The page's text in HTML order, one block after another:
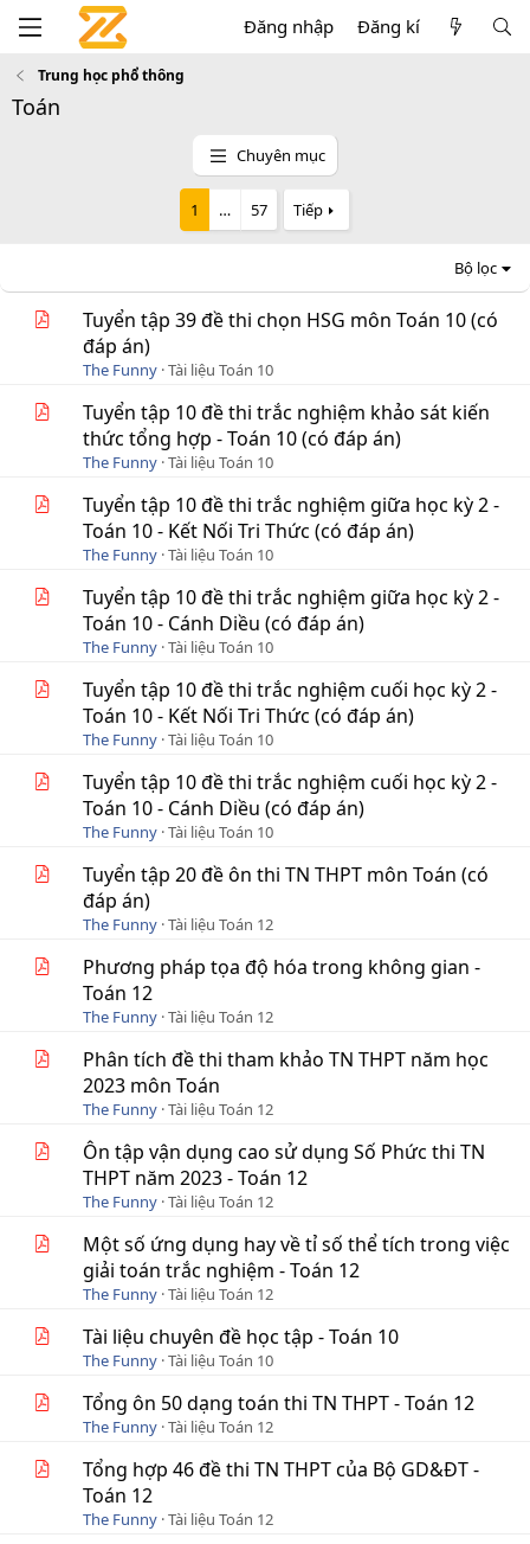
Đăng nhập Đăng kí
Trung học phổ thông
Toán
Chuyên mục
1 … 57 Tiếp
Bộ lọc
Tuyển tập 39 đề thi chọn HSG môn Toán 10 (có
đáp án)
The Funny Tài liệu Toán 10
Tuyển tập 10 đề thi trắc nghiệm khảo sát kiến
thức tổng hợp - Toán 10 (có đáp án)
The Funny Tài liệu Toán 10
Tuyển tập 10 đề thi trắc nghiệm giữa học kỳ 2 -
Toán 10 - Kết Nối Tri Thức (có đáp án)
The Funny Tài liệu Toán 10
Tuyển tập 10 đề thi trắc nghiệm giữa học kỳ 2 -
Toán 10 - Cánh Diều (có đáp án)
The Funny Tài liệu Toán 10
Tuyển tập 10 đề thi trắc nghiệm cuối học kỳ 2 -
Toán 10 - Kết Nối Tri Thức (có đáp án)
The Funny Tài liệu Toán 10
Tuyển tập 10 đề thi trắc nghiệm cuối học kỳ 2 -
Toán 10 - Cánh Diều (có đáp án)
The Funny Tài liệu Toán 10
Tuyển tập 20 đề ôn thi TN THPT môn Toán (có
đáp án)
The Funny Tài liệu Toán 12
Phương pháp tọa độ hóa trong không gian -
Toán 12
The Funny Tài liệu Toán 12
Phân tích đề thi tham khảo TN THPT năm học
2023 môn Toán
The Funny Tài liệu Toán 12
Ôn tập vận dụng cao sử dụng Số Phức thi TN
THPT năm 2023 - Toán 12
The Funny Tài liệu Toán 12
Một số ứng dụng hay về tỉ số thể tích trong việc
giải toán trắc nghiệm - Toán 12
The Funny Tài liệu Toán 12
Tài liệu chuyên đề học tập - Toán 10
The Funny Tài liệu Toán 10
Tổng ôn 50 dạng toán thi TN THPT - Toán 12
The Funny Tài liệu Toán 12
Tổng hợp 46 đề thi TN THPT của Bộ GD&ĐT -
Toán 12
The Funny Tài liệu Toán 12